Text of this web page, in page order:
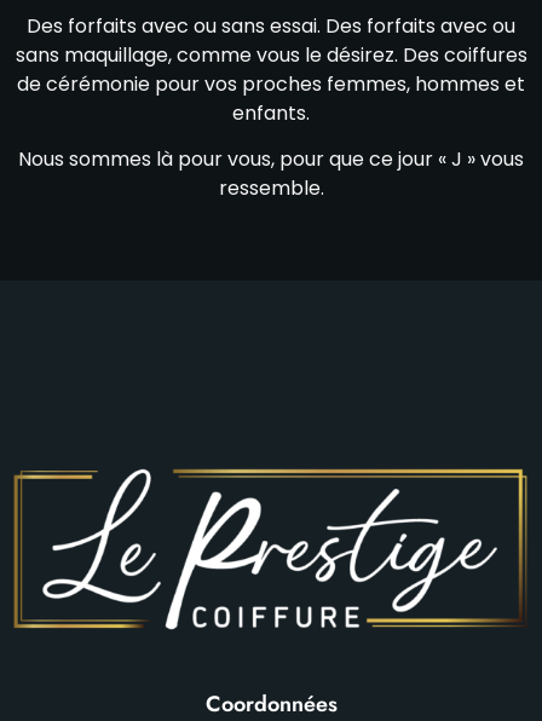
Des forfaits avec ou sans essai. Des forfaits avec ou
sans maquillage, comme vous le désirez. Des coiffures
de cérémonie pour vos proches femmes, hommes et
enfants.
Nous sommes là pour vous, pour que ce jour « J » vous
ressemble.
Coordonnées